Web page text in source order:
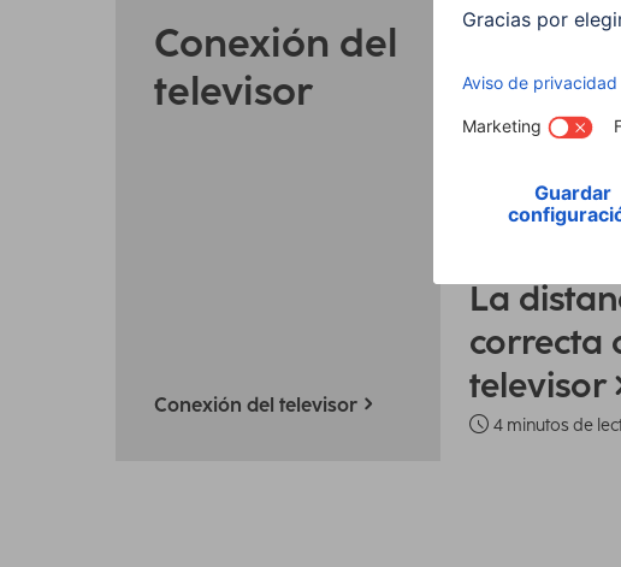
Conexión del
televisor
Conexión del televisor
TV y cine en casa:
Instalación y
La
correcta
televisor
4 minutos de